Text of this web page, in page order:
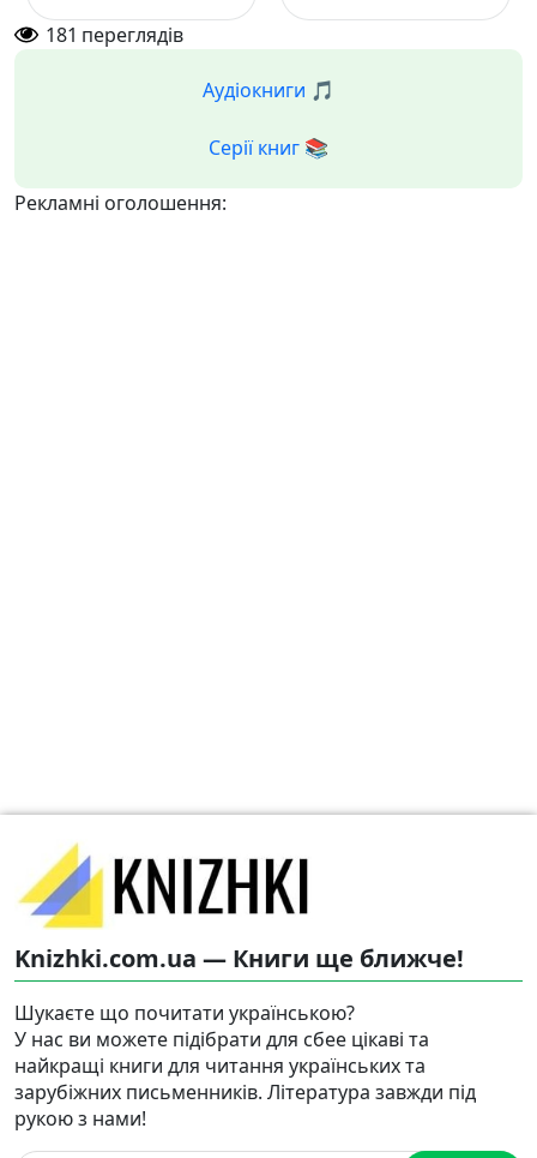
181 переглядів
Аудіокниги 🎵
Серії книг 📚
Рекламні оголошення:
Knizhki.com.ua — Книги ще ближче!
Шукаєте що почитати українською?
У нас ви можете підібрати для сбее цікаві та
найкращі книги для читання українських та
зарубіжних письменників. Література завжди під
рукою з нами!